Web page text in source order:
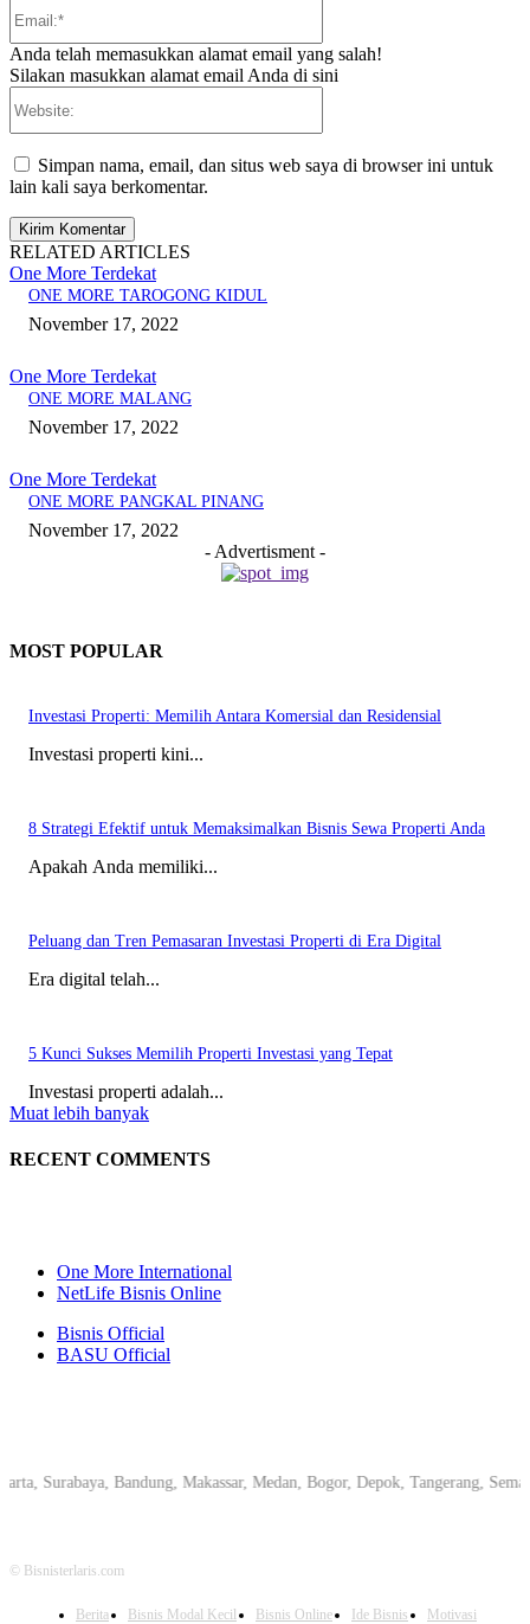
Anda telah memasukkan alamat email yang salah!
Silakan masukkan alamat email Anda di sini
Simpan nama, email, dan situs web saya di browser ini untuk
lain kali saya berkomentar.
RELATED ARTICLES
One More Terdekat
ONE MORE TAROGONG KIDUL
November 17, 2022
One More Terdekat
ONE MORE MALANG
November 17, 2022
One More Terdekat
ONE MORE PANGKAL PINANG
November 17, 2022
- Advertisment -
MOST POPULAR
Investasi Properti: Memilih Antara Komersial dan Residensial
Investasi properti kini...
8 Strategi Efektif untuk Memaksimalkan Bisnis Sewa Properti Anda
Apakah Anda memiliki...
Peluang dan Tren Pemasaran Investasi Properti di Era Digital
Era digital telah...
5 Kunci Sukses Memilih Properti Investasi yang Tepat
Investasi properti adalah...
Muat lebih banyak
RECENT COMMENTS
One More International
NetLife Bisnis Online
Bisnis Official
BASU Official
Bandung, Makassar, Medan, Bogor, Depok, Tangerang,
© Bisnisterlaris.com
Berita Bisnis Modal Kecil Bisnis Online Ide Bisnis
Motivasi